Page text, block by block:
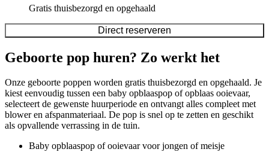
Gratis thuisbezorgd en opgehaald
Direct reserveren
Geboorte pop huren? Zo werkt het
Onze geboorte poppen worden gratis thuisbezorgd en opgehaald. Je
kiest eenvoudig tussen een baby opblaaspop of opblaas ooievaar,
selecteert de gewenste huurperiode en ontvangt alles compleet met
blower en afspanmateriaal. De pop is snel op te zetten en geschikt
als opvallende verrassing in de tuin.
Baby opblaaspop of ooievaar voor jongen of meisje